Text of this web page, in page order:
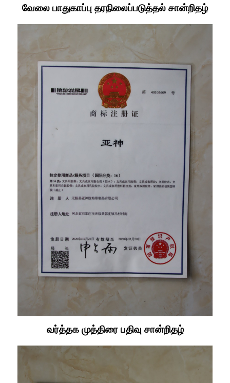
வேலை பாதுகாப்பு தரநிலைப்படுத்தல் சான்றிதழ்
வர்த்தக முத்திரை பதிவு சான்றிதழ்